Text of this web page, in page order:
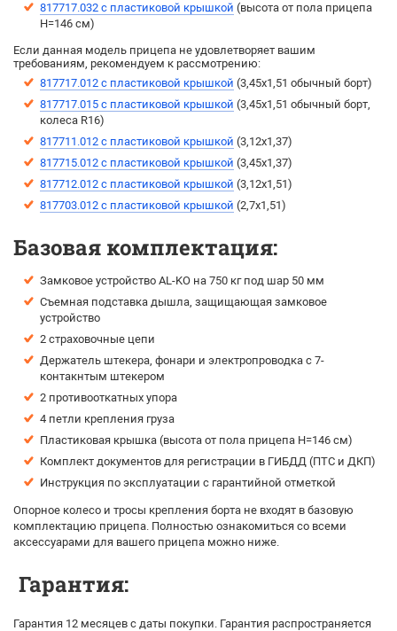
817717.032 с пластиковой крышкой (высота от пола прицепа
H=146 см)
Если данная модель прицепа не удовлетворяет вашим
требованиям, рекомендуем к рассмотрению:
817717.012 с пластиковой крышкой (3,45х1,51 обычный борт)
817717.015 с пластиковой крышкой (3,45х1,51 обычный борт,
колеса R16)
817711.012 с пластиковой крышкой (3,12х1,37)
817715.012 с пластиковой крышкой (3,45х1,37)
817712.012 с пластиковой крышкой (3,12х1,51)
817703.012 с пластиковой крышкой (2,7х1,51)
Базовая комплектация:
Замковое устройство AL-KO на 750 кг под шар 50 мм
Съемная подставка дышла, защищающая замковое
устройство
2 страховочные цепи
Держатель штекера, фонари и электропроводка с 7-
контакнтым штекером
2 противооткатных упора
4 петли крепления груза
Пластиковая крышка (высота от пола прицепа H=146 см)
Комплект документов для регистрации в ГИБДД (ПТС и ДКП)
Инструкция по эксплуатации с гарантийной отметкой
Опорное колесо и тросы крепления борта не входят в базовую
комплектацию прицепа. Полностью ознакомиться со всеми
аксессуарами для вашего прицепа можно ниже.
Гарантия:
Гарантия 12 месяцев с даты покупки. Гарантия распространяется